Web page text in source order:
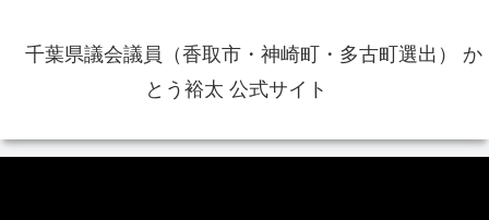
千葉県議会議員（香取市・神崎町・多古町選出） か
とう裕太 公式サイト